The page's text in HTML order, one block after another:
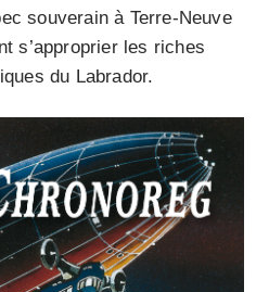
souverain à Terre-Neuve
s’approprier les riches
du Labrador.